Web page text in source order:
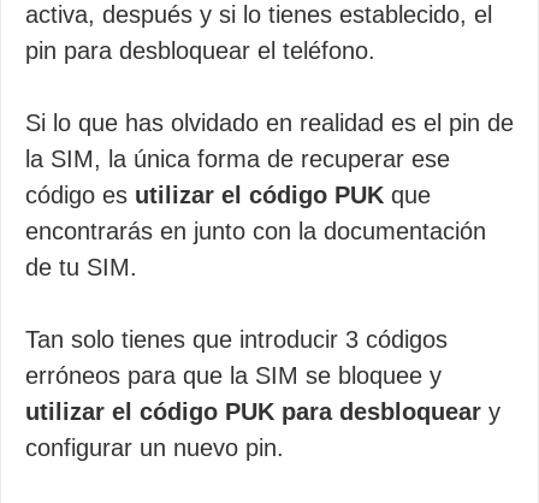
activa, después y si lo tienes establecido, el
pin para desbloquear el teléfono.
Si lo que has olvidado en realidad es el pin de
la SIM, la única forma de recuperar ese
código es utilizar el código PUK que
encontrarás en junto con la documentación
de tu SIM.
Tan solo tienes que introducir 3 códigos
erróneos para que la SIM se bloquee y
utilizar el código PUK para desbloquear y
configurar un nuevo pin.